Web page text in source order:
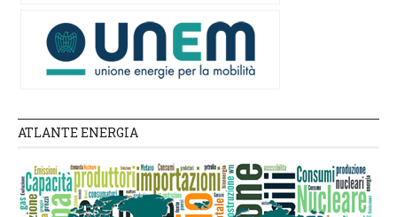
ATLANTE ENERGIA